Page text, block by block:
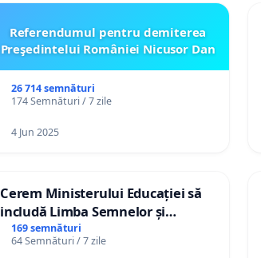
Referendumul pentru demiterea
Preşedintelui României Nicusor Dan
26 714 semnături
174 Semnături / 7 zile
4 Jun 2025
Cerem Ministerului Educației să
includă Limba Semnelor și
alfabetul Braille în școlile din
Republica Moldova!
169 semnături
64 Semnături / 7 zile